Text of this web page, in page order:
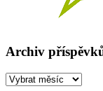
Archiv
Archiv